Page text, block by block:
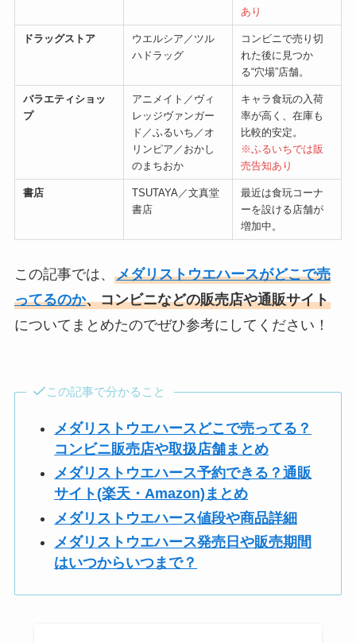
あり
ドラッグストア
ウエルシア／ツル
ハドラッグ
コンビニで売り切
れた後に見つか
る“穴場”店舗。
バラエティショッ
プ
アニメイト／ヴィ
レッジヴァンガー
ド／ふるいち／オ
リンピア／おかし
のまちおか
キャラ食玩の入荷
率が高く、在庫も
比較的安定。
※ふるいちでは販
売告知あり
書店
TSUTAYA／文真堂
書店
最近は食玩コーナ
ーを設ける店舗が
増加中。
この記事では、 メダリストウエハースがどこで売
ってるのか、コンビニなどの販売店や通販サイト
についてまとめたのでぜひ参考にしてください！
この記事で分かること
メダリストウエハースどこで売ってる？
コンビニ販売店や取扱店舗まとめ
メダリストウエハース予約できる？通販
サイト(楽天・Amazon)まとめ
メダリストウエハース値段や商品詳細
メダリストウエハース発売日や販売期間
はいつからいつまで？